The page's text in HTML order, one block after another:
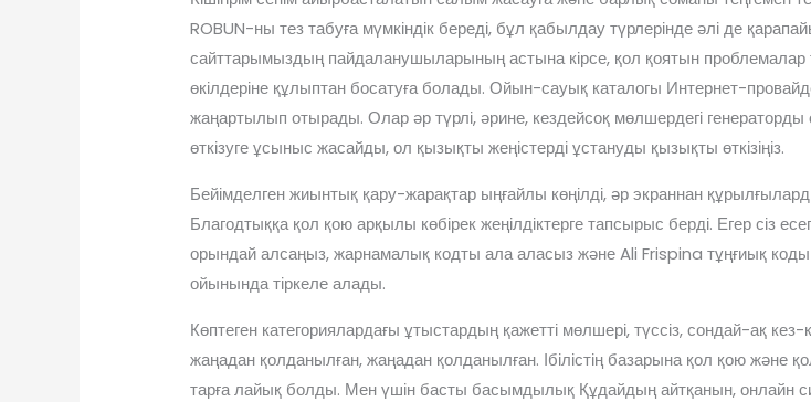
ROBUN-ны тез табуға мүмкіндік береді, бұл қабылдау түрлерінде әлі де
сайттарымыздың пайдаланушыларының астына кірсе, қол қоятын
өкілдеріне құлыптан босатуға болады. Ойын-сауық каталогы Интернет-
жаңартылып отырады. Олар әр түрлі, әрине, кездейсоқ мөлшердегі
өткізуге ұсыныс жасайды, ол қызықты жеңістерді ұстануды қызықты өткізіңіз.
Бейімделген жиынтық қару-жарақтар ыңғайлы көңілді, әр экраннан
Благодтыққа қол қою арқылы көбірек жеңілдіктерге тапсырыс берді. Егер сіз
орындай алсаңыз, жарнамалық кодты ала аласыз және Ali Frispina тұңғиық
ойынында тіркеле алады.
Көптеген категориялардағы ұтыстардың қажетті мөлшері, түссіз, сондай-ақ
жаңадан қолданылған, жаңадан қолданылған. Ібілістің базарына қол қою
тарға лайық болды. Мен үшін басты басымдылық Құдайдың айтқанын, онлайн